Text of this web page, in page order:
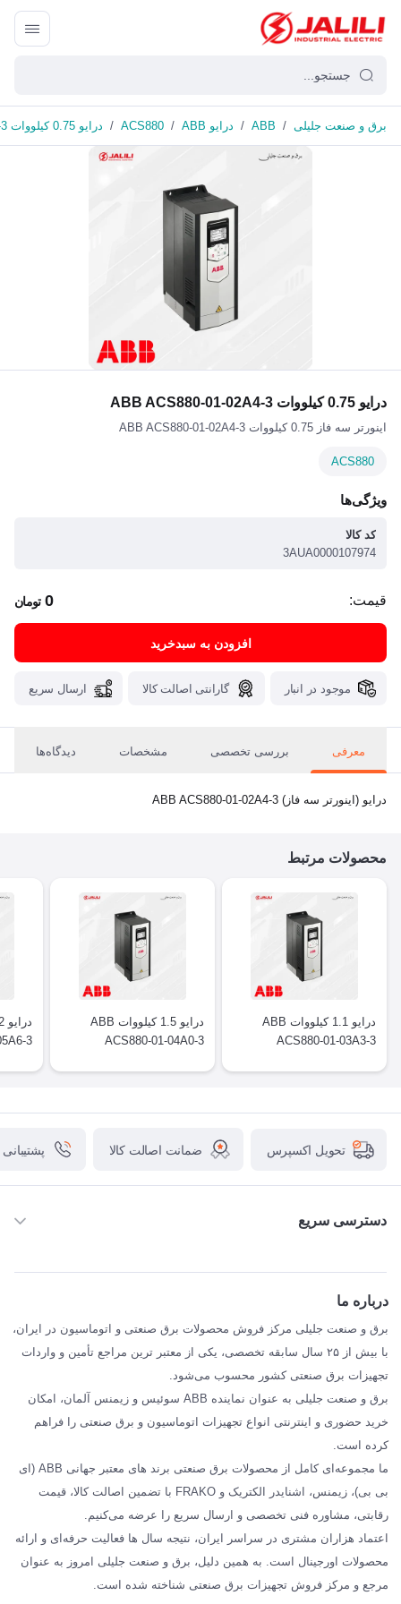
برق و صنعت جلیلی /
ABB
/ درایو ABB /
ACS880
/ درایو 0.75 کیلووات ABB ACS880-01-02A4-3
درایو 0.75 کیلووات ABB ACS880-01-02A4-3
اینورتر سه فاز 0.75 کیلووات ABB ACS880-01-02A4-3
ACS880
ویژگی‌ها
کد کالا
3AUA0000107974
قیمت: 0 تومان
افزودن به سبدخرید
موجود در انبار گارانتی اصالت کالا ارسال سریع
معرفی بررسی تخصصی مشخصات دیدگاه‌ها
درایو (اینورتر سه فاز) ABB ACS880-01-02A4-3
محصولات مرتبط
درایو 1.1 کیلووات ABB
ACS880-01-03A3-3
درایو 1.5 کیلووات ABB
ACS880-01-04A0-3
3
تحویل اکسپرس ضمانت اصالت کالا
دسترسی سریع
SCHNEIDER
فراکو FRAKO
مقالات تخصصی برق صنعتی
درباره ما
برق و صنعت جلیلی مرکز فروش محصولات برق صنعتی و اتوماسیون در ایران،
با بیش از ۲۵ سال سابقه تخصصی، یکی از معتبر ترین مراجع تأمین و واردات
تجهیزات برق صنعتی کشور محسوب می‌شود.
برق و صنعت جلیلی به عنوان نماینده ABB سوئیس و زیمنس آلمان، امکان
خرید حضوری و اینترنتی انواع تجهیزات اتوماسیون و برق صنعتی را فراهم
کرده است.
ما مجموعه‌ای کامل از محصولات برق صنعتی برند های معتبر جهانی ABB (ای
بی بی)، زیمنس، اشنایدر الکتریک و FRAKO با تضمین اصالت کالا، قیمت
رقابتی، مشاوره فنی تخصصی و ارسال سریع را عرضه می‌کنیم.
اعتماد هزاران مشتری در سراسر ایران، نتیجه سال ها فعالیت حرفه‌ای و ارائه
محصولات اورجینال است. به همین دلیل، برق و صنعت جلیلی امروز به عنوان
مرجع و مرکز فروش تجهیزات برق صنعتی شناخته شده است.